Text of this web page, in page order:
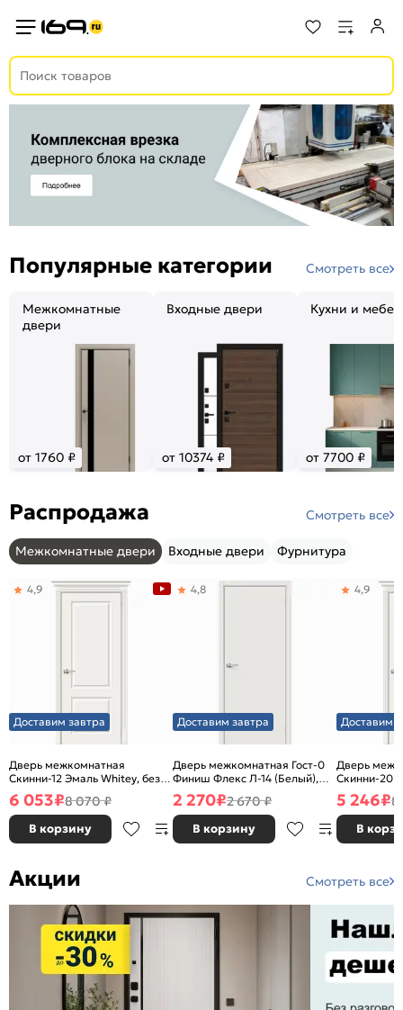
Популярные категории Смотреть все
Межкомнатные
двери
от 1760 ₽
Входные двери
от 10374 ₽
Кухни и
от 7700 ₽
Распродажа Смотреть все
Межкомнатные двери Входные двери Фурнитура
Доставим завтра
Дверь межкомнатная
Скинни-12 Эмаль Whitey, без
декора, глухая, без стекла,
без кромки, скиновая
4,9
6 053₽8 070 ₽
В корзину
Доставим завтра
Дверь межкомнатная Гост-0
Финиш Флекс Л-14 (Белый),
глухая, каркасно-щитовая
4,8
2 270₽2 670 ₽
В корзину
Доставим
Дверь
Скинни-20
декора,
без кромки,
4,9
5 246₽8
В
Акции Смотреть все